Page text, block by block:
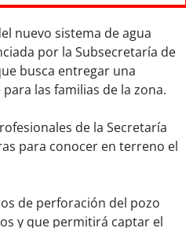
nuevo sistema de agua
por la Subsecretaría de
busca entregar una
las familias de la zona.
de la Secretaría
para conocer en terreno el
de perforación del pozo
y que permitirá captar el